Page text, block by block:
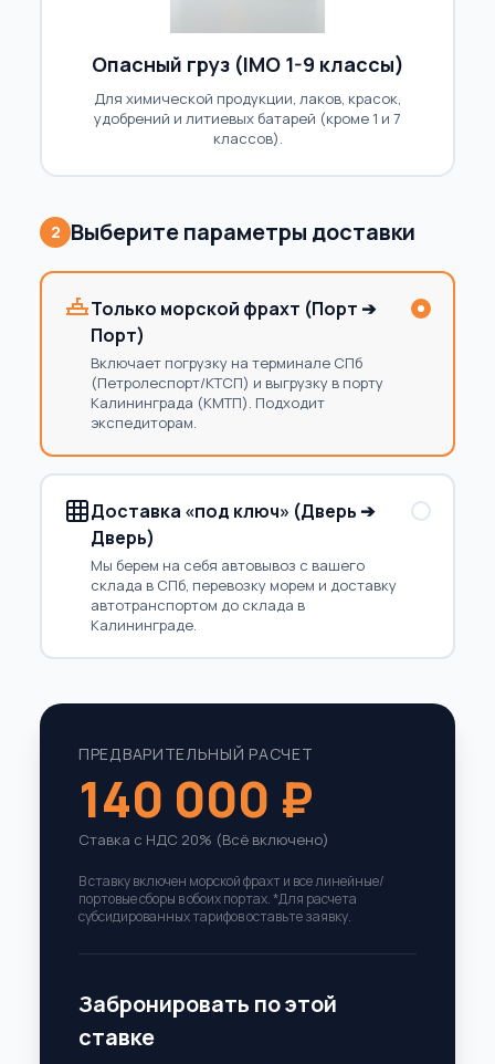
Опасный груз (IMO 1-9 классы)
Для химической продукции, лаков, красок,
удобрений и литиевых батарей (кроме 1 и 7
классов).
2 Выберите параметры доставки
Только морской фрахт (Порт ➔
Порт)
Включает погрузку на терминале СПб
(Петролеспорт/КТСП) и выгрузку в порту
Калининграда (КМТП). Подходит
экспедиторам.
Доставка «под ключ» (Дверь ➔
Дверь)
Мы берем на себя автовывоз с вашего
склада в СПб, перевозку морем и доставку
автотранспортом до склада в
Калининграде.
ПРЕДВАРИТЕЛЬНЫЙ РАСЧЕТ
140 000 ₽
Ставка с НДС 20% (Всё включено)
В ставку включен морской фрахт и все линейные/
портовые сборы в обоих портах. *Для расчета
субсидированных тарифов оставьте заявку.
Забронировать по этой
ставке